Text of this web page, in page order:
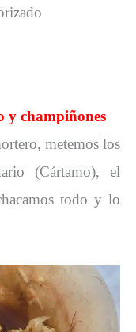
y champiñones
metemos los
(Cártamo), el
todo y lo